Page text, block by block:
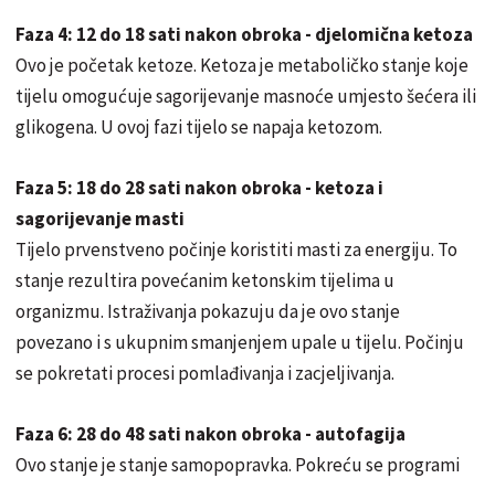
Faza 4: 12 do 18 sati nakon obroka - djelomična ketoza
Ovo je početak ketoze. Ketoza je metaboličko stanje koje
tijelu omogućuje sagorijevanje masnoće umjesto šećera ili
glikogena. U ovoj fazi tijelo se napaja ketozom.
Faza 5: 18 do 28 sati nakon obroka - ketoza i
sagorijevanje masti
Tijelo prvenstveno počinje koristiti masti za energiju. To
stanje rezultira povećanim ketonskim tijelima u
organizmu. Istraživanja pokazuju da je ovo stanje
povezano i s ukupnim smanjenjem upale u tijelu. Počinju
se pokretati procesi pomlađivanja i zacjeljivanja.
Faza 6: 28 do 48 sati nakon obroka - autofagija
Ovo stanje je stanje samopopravka. Pokreću se programi